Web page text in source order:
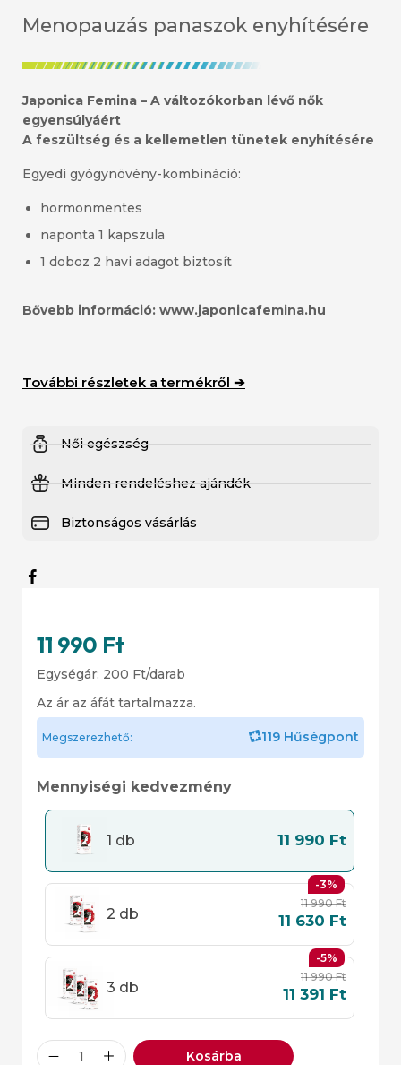
Menopauzás panaszok enyhítésére
Japonica Femina – A változókorban lévő nők
egyensúlyáért
A feszültség és a kellemetlen tünetek enyhítésére
Egyedi gyógynövény-kombináció:
hormonmentes
naponta 1 kapszula
1 doboz 2 havi adagot biztosít
Bővebb információ: www.japonicafemina.hu
További részletek a termékről ➔
Női egészség
Minden rendeléshez ajándék
Biztonságos vásárlás
11 990 Ft
Egységár: 200 Ft/darab
Az ár az áfát tartalmazza.
Megszerezhető: 119 Hűségpont
Mennyiségi kedvezmény
1 db 11 990 Ft
-3%
2 db
11 990Ft
11 630 Ft
-5%
3 db
11 990Ft
11 391 Ft
Kosárba